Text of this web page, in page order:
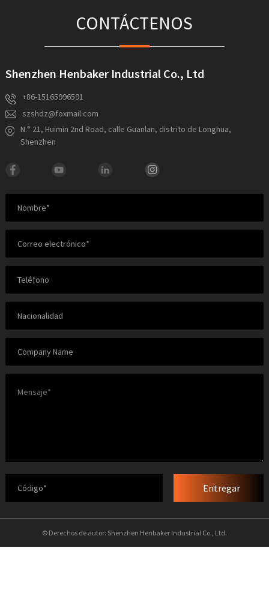
CONTÁCTENOS
Shenzhen Henbaker Industrial Co., Ltd
+86-15165996591
szshdz@foxmail.com
N.° 21, Huimin 2nd Road, calle Guanlan, distrito de Longhua,
Shenzhen
Entregar
© Derechos de autor: Shenzhen Henbaker Industrial Co., Ltd.